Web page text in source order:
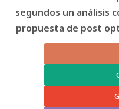
segundos un análisis
propuesta de post